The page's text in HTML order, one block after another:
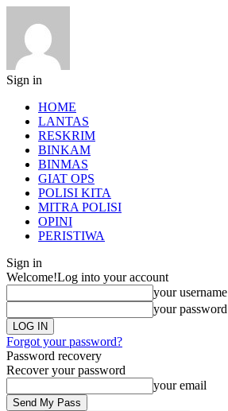
Sign in
HOME
LANTAS
RESKRIM
BINKAM
BINMAS
GIAT OPS
POLISI KITA
MITRA POLISI
OPINI
PERISTIWA
Sign in
Welcome!Log into your account
your username
your password
Forgot your password?
Password recovery
Recover your password
your email